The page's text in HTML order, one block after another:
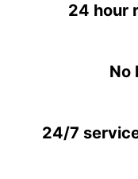
24 hour
No
24/7